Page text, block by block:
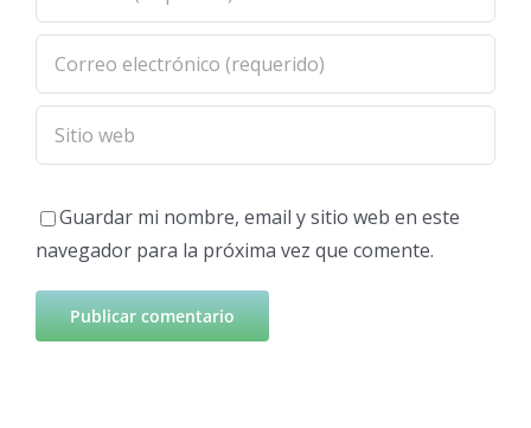
Guardar mi nombre, email y sitio web en este
navegador para la próxima vez que comente.